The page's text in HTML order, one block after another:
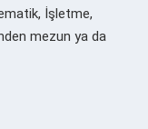
İşletme,
mezun ya da